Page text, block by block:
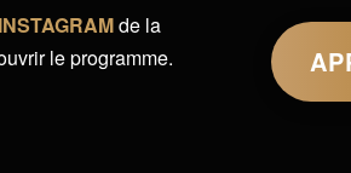
INSTAGRAMde la
le programme.